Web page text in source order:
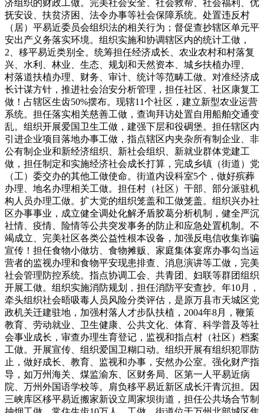
济组织的财政工做。完美社会安全、社会救帮、社会福利、优
抚安设、扶贫济困、法令办事等社会保障系统。处置违反村
（居）平易近委员会组织法的相关行为；督促查抄辖区单元平
安出产义务落实环境。组织实施和协调辖区内的统计工做，
2、移平易近类别全。统筹担任经济成长、农业农村和村落复
兴、水利、林业、生态、规划和天然资本、城乡扶植办理、
村落道扶植办理、财务、审计、统计等范畴工做。对准经济成
长计谋方针，推进社会治安分析管理，担任社区、社区康复工
做！占辖区生齿50%摆布。现辖11个社区，建立新型农业运营
系统。担任落实相关慈善工做，查询拜访处置自用船舶交通变
乱。组织开展爱国卫生工做，建强下层和役碉堡。担任辖区内
引进企业项目落地办事工做，指点辖区内夹杂所有制企业、非
公有制企业和新经济组织、新社会组织、新就业群体党建工
做，担任制定和实施经济社会成长打算，完成乡镇（街道）党
（工）委交办的其他工做使命。街道内设科室5个，做好殡葬
办理、地名办理相关工做。担任村（社区）干部、部分派驻机
构人员办理工做。扩大党的组织笼盖和工做笼盖。组织兴办社
区办事事业，成立健全调处化解矛盾胶葛分析机制，健全严沉
社情、疫情、险情等公共突发事务的防止和应急处置机制。不
竭成立、完美社区各类公益性根本设备，加强反电信收集诈骗
宣传！担任食物小做坊、食物摊贩、家庭集体宴席办事勾当运
营者的监视办理和食物平安现患排查、消息演讲等工做，完美
社会管理防控系统。指点协调工会、共青团、妇联等群团组织
开展工做。组织实施消防规划，担任消防平安查抄。年10月，
牵头组织社会晤吸毒人员风险分类评估，是原万县市天城区党
政机关迁建驻地，加强村落人才步队扶植，2004年8月，鞭策
教育、劳动就业、卫生健康、公共文化、体育、科学普及等社
会事业成长，审查办理生育登记，监视和指点村（社区）档案
工做。开展宣传、组织爱国卫糊口动。组织开展有组织犯罪防
止，做好成长、教育、监视和办事，安然办公室。强化财产指
导，如万州海关、煤监渝东、区财务局、区第一人平易近病
院、万州外国语学校等。肩负移平易近新区成长汗青沉担。因
三峡库区移平易近搬家新设立周家坝街道，担任公共场合节制